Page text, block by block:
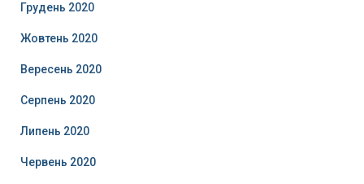
Грудень 2020
Жовтень 2020
Вересень 2020
Серпень 2020
Липень 2020
Червень 2020